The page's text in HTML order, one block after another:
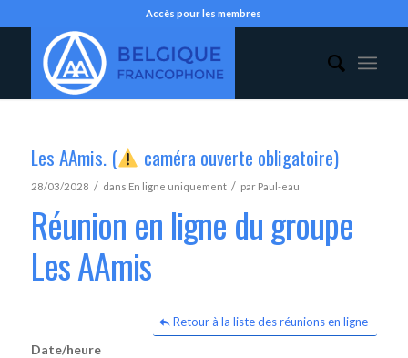
Accès pour les membres
Les AAmis. ( caméra ouverte obligatoire)
28/03/2028 / dans En ligne uniquement / par Paul-eau
Réunion en ligne du groupe
Les AAmis
Retour à la liste des réunions en ligne
Date/heure